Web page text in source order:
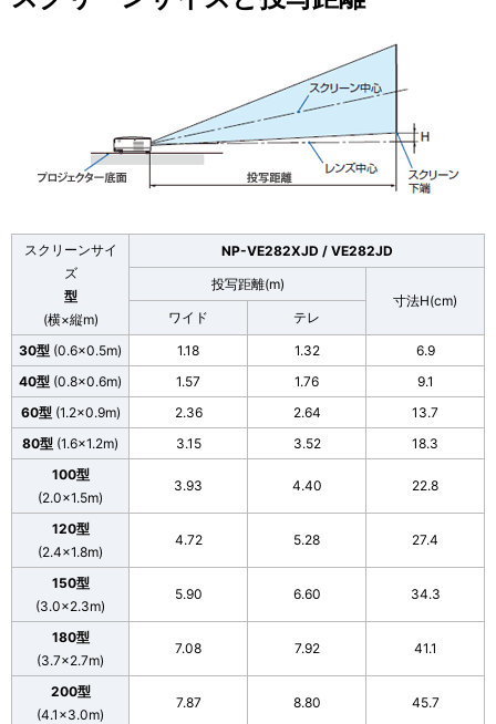
スクリーンサイ
ズ
型
(横×縦m)
NP-VE282XJD / VE282JD
投写距離(m)
寸法H(cm)
ワイド
テレ
30型 (0.6×0.5m) 1.18 1.32
6.9
40型 (0.8×0.6m) 1.57 1.76
9.1
60型(1.2×0.9m) 2.36 2.64
13.7
80型 (1.6×1.2m) 3.15 3.52
18.3
100型
(2.0×1.5m)
3.93 4.40 22.8
120型
(2.4×1.8m)
4.72 5.28 27.4
150型
(3.0×2.3m)
5.90 6.60 34.3
180型
(3.7×2.7m)
7.08 7.92 41.1
200型
(4.1×3.0m)
7.87 8.80 45.7